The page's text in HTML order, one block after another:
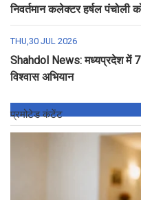
निवर्तमान कलेक्टर हर्षल पंचोली
THU,30 JUL 2026
Shahdol News: मध्यप्रदेश में
विश्वास अभियान